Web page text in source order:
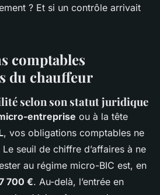
? Et si un contrôle arrivait
comptables
du chauffeur
selon son statut juridique
entreprise ou à la tête
, vos obligations comptables ne
seuil de chiffre d’affaires à ne
au régime micro-BIC est, en
700 €. Au-delà, l’entrée en